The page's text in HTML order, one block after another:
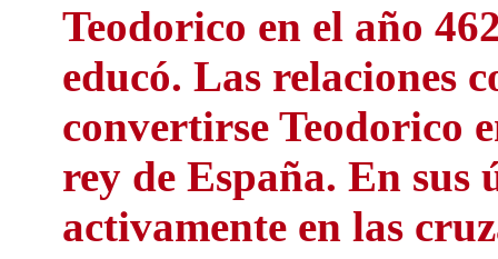
Teodorico en el año
educó. Las relaciones
convertirse Teodorico
rey de España. En
activamente en las